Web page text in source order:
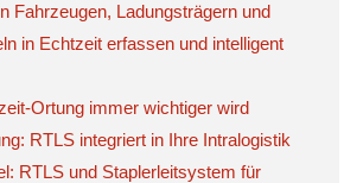
Fahrzeugen, Ladungsträgern und
in Echtzeit erfassen und intelligent
Ortung immer wichtiger wird
RTLS integriert in Ihre Intralogistik
RTLS und Staplerleitsystem für